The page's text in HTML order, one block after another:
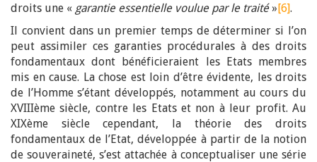
droits une « garantie essentielle voulue par le traité»[6].
Il convient dans un premier temps de déterminer si l’on
peut assimiler ces garanties procédurales à des droits
fondamentaux dont bénéficieraient les Etats membres
mis en cause. La chose est loin d’être évidente, les droits
de l’Homme s’étant développés, notamment au cours du
XVIIIème siècle, contre les Etats et non à leur profit. Au
XIXème siècle cependant, la théorie des droits
fondamentaux de l’Etat, développée à partir de la notion
de souveraineté, s’est attachée à conceptualiser une série